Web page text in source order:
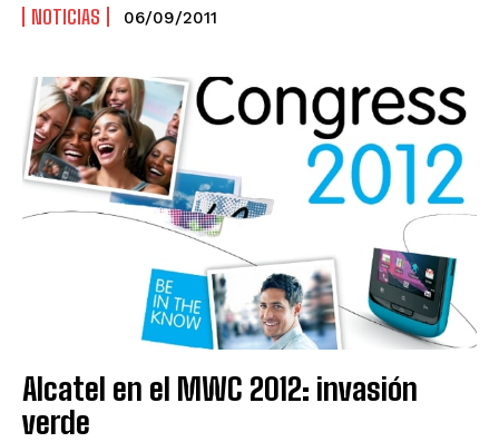
NOTICIAS 06/09/2011
Alcatel en el MWC 2012: invasión
verde